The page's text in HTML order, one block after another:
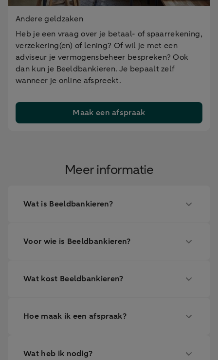
Andere geldzaken
Heb je een vraag over je betaal- of spaarrekening,
verzekering(en) of lening? Of wil je met een
adviseur je vermogensbeheer bespreken? Ook
dan kun je Beeldbankieren. Je bepaalt zelf
wanneer je online afspreekt.
Maak een afspraak
Meer informatie
Wat is Beeldbankieren?
Voor wie is Beeldbankieren?
Wat kost Beeldbankieren?
Hoe maak ik een afspraak?
Wat heb ik nodig?